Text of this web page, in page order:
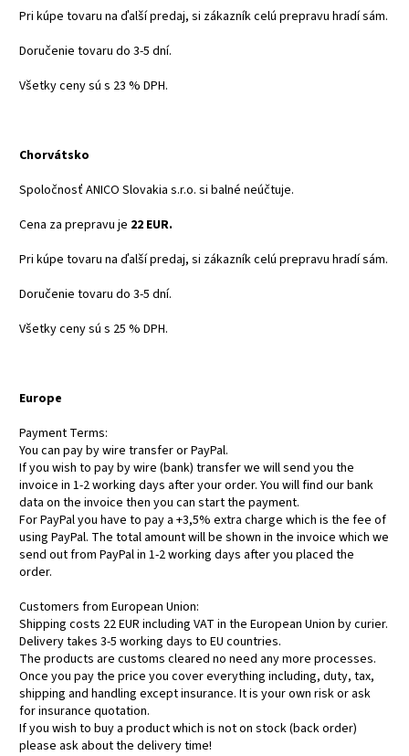
Pri kúpe tovaru na ďalší predaj, si zákazník celú prepravu hradí sám.
Doručenie tovaru do 3-5 dní.
Všetky ceny sú s 23 % DPH.
Chorvátsko
Spoločnosť ANICO Slovakia s.r.o. si balné neúčtuje.
Cena za prepravu je 22 EUR.
Pri kúpe tovaru na ďalší predaj, si zákazník celú prepravu hradí sám.
Doručenie tovaru do 3-5 dní.
Všetky ceny sú s 25 % DPH.
Europe
Payment Terms:
You can pay by wire transfer or PayPal.
If you wish to pay by wire (bank) transfer we will send you the
invoice in 1-2 working days after your order. You will find our bank
data on the invoice then you can start the payment.
For PayPal you have to pay a +3,5% extra charge which is the fee of
using PayPal. The total amount will be shown in the invoice which we
send out from PayPal in 1-2 working days after you placed the
order.
Customers from European Union:
Shipping costs 22 EUR including VAT in the European Union by curier.
Delivery takes 3-5 working days to EU countries.
The products are customs cleared no need any more processes.
Once you pay the price you cover everything including, duty, tax,
shipping and handling except insurance. It is your own risk or ask
for insurance quotation.
If you wish to buy a product which is not on stock (back order)
please ask about the delivery time!